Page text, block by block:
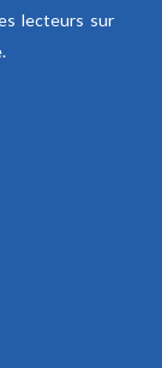
lecteurs sur